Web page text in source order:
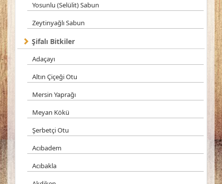
Yosunlu (Selülit) Sabun
Zeytinyağlı Sabun
Şifalı Bitkiler
Adaçayı
Altın Çiçeği Otu
Mersin Yaprağı
Meyan Kökü
Şerbetçi Otu
Acıbadem
Acıbakla